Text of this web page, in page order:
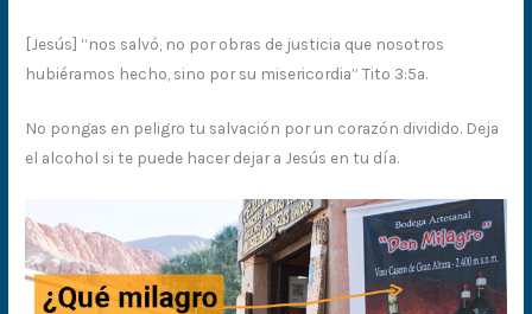
[Jesús] “nos salvó, no por obras de justicia que nosotros
hubiéramos hecho, sino por su misericordia” Tito 3:5a.
No pongas en peligro tu salvación por un corazón dividido. Deja
el alcohol si te puede hacer dejar a Jesús en tu día.